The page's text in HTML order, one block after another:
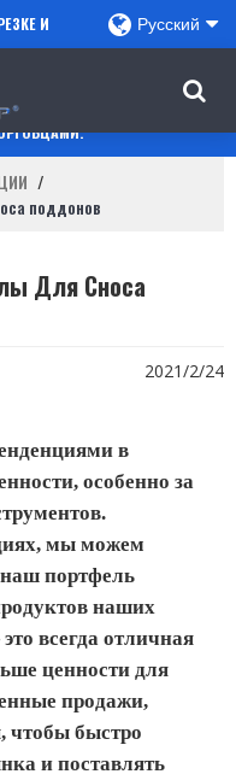
И
Русский
/
поддонов
Для Сноса
2021/2/24
в
особенно за
мы можем
портфель
наших
всегда отличная
ценности для
продажи,
быстро
и поставлять